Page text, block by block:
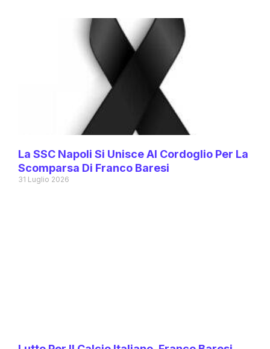
La SSC Napoli Si Unisce Al Cordoglio Per La
Scomparsa Di Franco Baresi
31 Luglio 2026